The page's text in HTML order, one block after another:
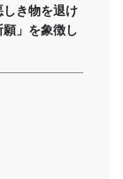
しき物を退け
」を象徴し